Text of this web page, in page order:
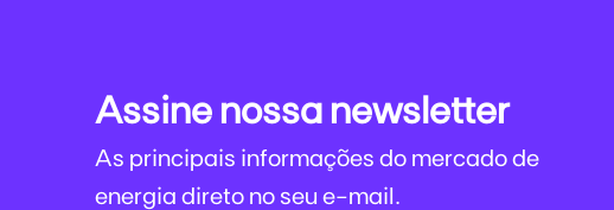
Assine nossa newsletter
As principais informações do mercado de
energia direto no seu e-mail.